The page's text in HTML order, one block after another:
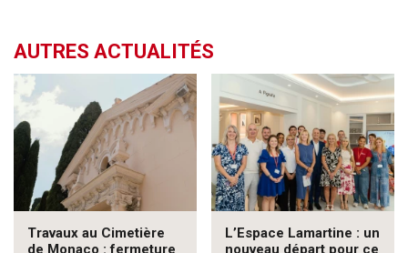
AUTRES ACTUALITÉS
Travaux au Cimetière
de Monaco : fermeture
L’Espace Lamartine : un
nouveau départ pour ce